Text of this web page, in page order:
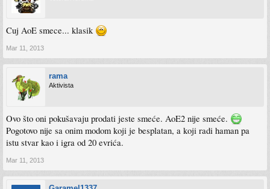
Cuj AoE smece... klasik
Mar 11, 2013
rama
Aktivista
Ovo što oni pokušavaju prodati jeste smeće. AoE2 nije smeće.
Pogotovo nije sa onim modom koji je besplatan, a koji radi haman pa
istu stvar kao i igra od 20 evrića.
Mar 11, 2013